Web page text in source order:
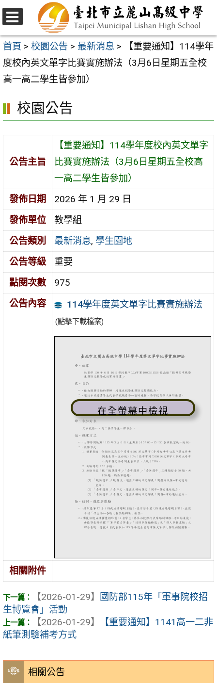
跳
至
主
要
內
區
選
單
首頁 > 校園公告 > 最新消息 >
【重要通知】114學年
度校內英文單字比賽實施辦法（3月6日星期五全校
高一高二學生皆參加）
相關公告
校園公告
公告主旨
【重要通知】114學年度校內英文單字
比賽實施辦法（3月6日星期五全校高
一高二學生皆參加）
發佈日期
2026 年 1 月 29 日
發佈單位
教學組
公告類別
最新消息, 學生園地
公告等級
重要
點閱次數
975
公告內容
114學年度英文單字比賽實施辦法
(點擊下載檔案)
在全螢幕中檢視
相關附件
【2026-01-29】
國防部115年「軍事院校招
生博覽會」活動
【2026-01-29】
【重要通知】1141高一二非
紙筆測驗補考方式